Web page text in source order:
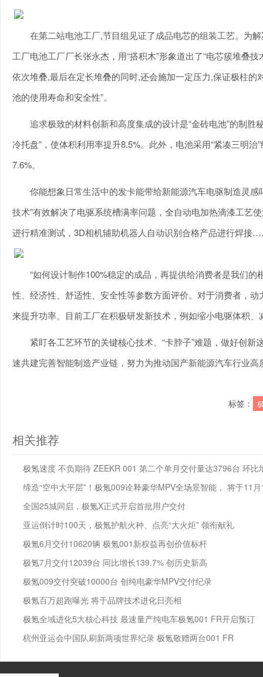
在第二站电池工厂,节目组见证了成品电芯的组装工艺。为
工厂电池工厂厂长张永杰，用“搭积木”形象道出了“电芯簇堆叠
依次堆叠,最后在定长堆叠的同时,还会施加一定压力,保证极柱
池的使用寿命和安全性”。
追求极致的材料创新和高度集成的设计是“金砖电池”的制
冷托盘”，使体积利用率提升8.5%。此外，电池采用“紧凑三明
7.6%。
你能想象日常生活中的发卡能带给新能源汽车电驱制造灵
技术”有效解决了电驱系统槽满率问题，全自动电加热滴漆工艺
进行精准测试，3D相机辅助机器人自动识别合格产品进行焊接
“如何设计制作100%稳定的成品，再提供给消费者是我们
性、经济性、舒适性、安全性等参数方面评价。对于消费者，
来提升功率。目前工厂在积极研发新技术，例如缩小电驱体积、
紧盯各工艺环节的关键核心技术、“卡脖子”难题，做好创
速共建完善智能制造产业链，努力为推动国产新能源汽车行业高
标签：
相关推荐
极氪速度 不负期待 ZEEKR 001 第二个单月交付量达3796台 环比
缔造“空中大平层”！极氪009诠释豪华MPV全场景智能， 将于11
全国25城同启，极氪X正式开启首批用户交付
亚运倒计时100天，极氪护航火种、点亮“大火炬” 领衔献礼
极氪6月交付10620辆 极氪001新权益再创价值标杆
极氪7月交付12039台 同比增长139.7% 创历史新高
极氪009交付突破10000台 创纯电豪华MPV交付纪录
极氪百万超跑曝光 将于品牌技术进化日亮相
极氪全域进化5大核心科技 最速量产纯电车极氪001 FR开启预订
杭州亚运会中国队刷新两项世界纪录 极氪敬赠两台001 FR